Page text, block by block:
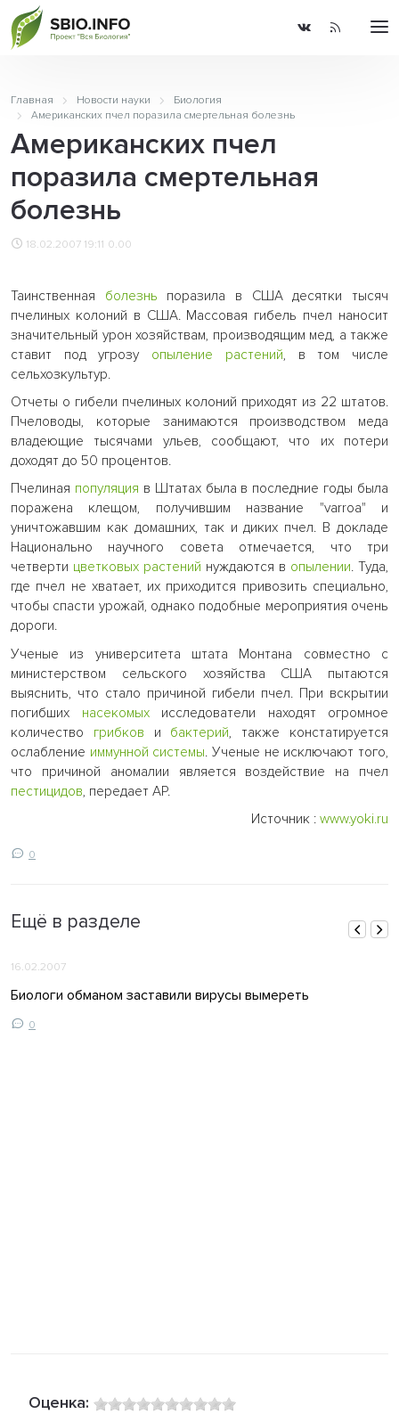
Главная Новости науки
Биология
Американских пчел поразила смертельная болезнь
Американских пчел
поразила смертельная
болезнь
18.02.2007 19:11 0.00
Таинственная болезнь поразила в США десятки тысяч
пчелиных колоний в США. Массовая гибель пчел наносит
значительный урон хозяйствам, производящим мед, а также
ставит под угрозу опыление растений, в том числе
сельхозкультур.
Отчеты о гибели пчелиных колоний приходят из 22 штатов.
Пчеловоды, которые занимаются производством меда
владеющие тысячами ульев, сообщают, что их потери
доходят до 50 процентов.
Пчелиная популяция в Штатах была в последние годы была
поражена клещом, получившим название "varroa" и
уничтожавшим как домашних, так и диких пчел. В докладе
Национально научного совета отмечается, что три
четверти цветковых растений нуждаются в опылении. Туда,
где пчел не хватает, их приходится привозить специально,
чтобы спасти урожай, однако подобные мероприятия очень
дороги.
Ученые из университета штата Монтана совместно с
министерством сельского хозяйства США пытаются
выяснить, что стало причиной гибели пчел. При вскрытии
погибших насекомыхисследователи находят огромное
количество грибков и бактерий, также констатируется
ослабление иммунной системы. Ученые не исключают того,
что причиной аномалии является воздействие на пчел
пестицидов, передает АР.
Источник : www.yoki.ru
0
Ещё в разделе
16.02.2007
Биологи обманом заставили вирусы вымереть
0
Оценка: